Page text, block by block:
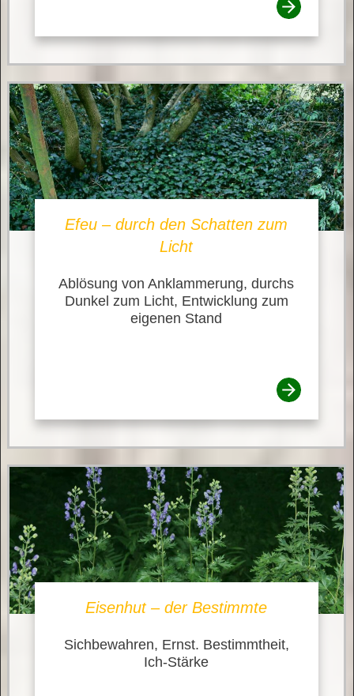
Efeu – durch den Schatten zum
Licht
Ablösung von Anklammerung, durchs
Dunkel zum Licht, Entwicklung zum
eigenen Stand
Eisenhut – der Bestimmte
Sichbewahren, Ernst. Bestimmtheit,
Ich-Stärke